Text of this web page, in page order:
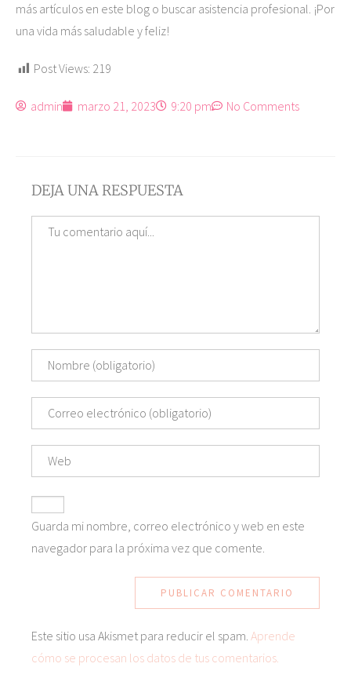
más artículos en este blog o buscar asistencia profesional. ¡Por
una vida más saludable y feliz!
Post Views: 219
admin marzo 21, 2023 9:20 pm No Comments
DEJA UNA RESPUESTA
Guarda mi nombre, correo electrónico y web en este
navegador para la próxima vez que comente.
Este sitio usa Akismet para reducir el spam. Aprende
cómo se procesan los datos de tus comentarios.